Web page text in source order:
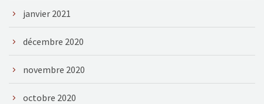
janvier 2021
décembre 2020
novembre 2020
octobre 2020